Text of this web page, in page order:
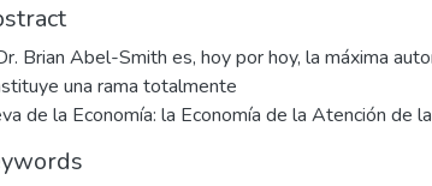
Brian Abel-Smith es, hoy por hoy, la máxima
una rama totalmente
de la Economía: la Economía de la Atención de